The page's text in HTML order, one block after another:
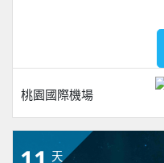
桃園國際機場
天